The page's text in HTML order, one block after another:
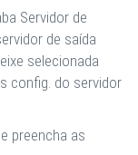
Servidor de
de saída
selecionada
config. do servidor
e preencha as